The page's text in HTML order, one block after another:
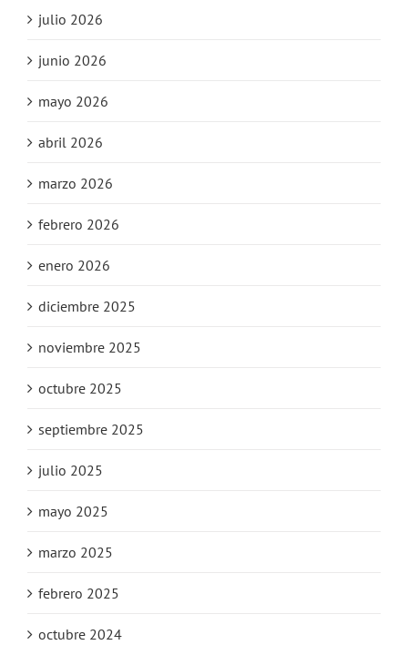
julio 2026
junio 2026
mayo 2026
abril 2026
marzo 2026
febrero 2026
enero 2026
diciembre 2025
noviembre 2025
octubre 2025
septiembre 2025
julio 2025
mayo 2025
marzo 2025
febrero 2025
octubre 2024